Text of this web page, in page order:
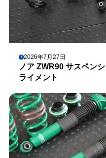
2026年7月27日
ノア ZWR90 サスペン
ライメント